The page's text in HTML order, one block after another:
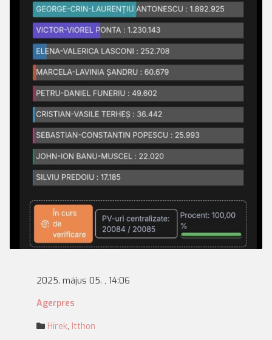
2025. május 05. , 14:06
Agerpres
Hírek, Itthon